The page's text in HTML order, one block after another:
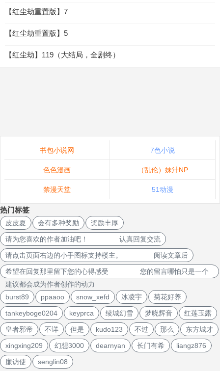
【红尘劫重置版】7
【红尘劫重置版】5
【红尘劫】119（大结局，全剧终）
书包小说网 7色小说
色色漫画 （乱伦）妹汁NP
禁漫天堂 51动漫
热门标签
皮皮夏 会有多种奖励 奖励丰厚
请为您喜欢的作者加油吧！ 认真回复交流
请点击页面右边的小手图标支持楼主。 阅读文章后
希望在回复那里留下您的心得感受 您的留言哪怕只是一个
建议都会成为作者创作的动力
burst89
ppaaoo snow_xefd 冰凌宇 菊花好养
tankeyboge0204 keyprca 绫城幻雪 梦晓辉音 红莲玉露
皇者邪帝 不详 但是 kudo123 不过 那么 东方城才
xingxing209 幻想3000 dearnyan 长门有希 liangz876
廉访使 senglin08